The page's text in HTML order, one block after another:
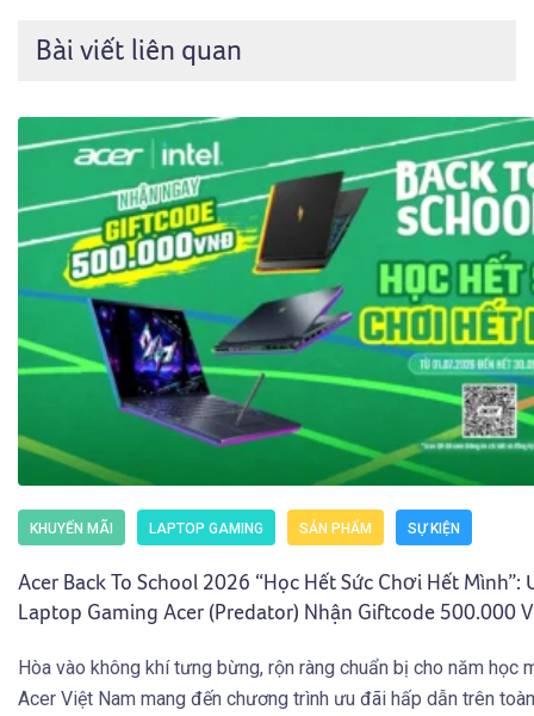
Bài viết liên quan
KHUYẾN MÃI LAPTOP GAMING SẢN PHẨM SỰ KIỆN
Acer Back To School 2026 “Học Hết Sức Chơi Hết Mình”:
Laptop Gaming Acer (Predator) Nhận Giftcode 500.000
Hòa vào không khí tưng bừng, rộn ràng chuẩn bị cho năm học
Acer Việt Nam mang đến chương trình ưu đãi hấp dẫn trên